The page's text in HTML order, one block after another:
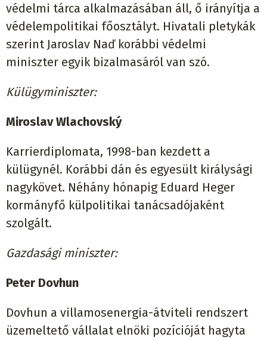
védelmi tárca alkalmazásában áll, ő irányítja a
védelempolitikai főosztályt. Hivatali pletykák
szerint Jaroslav Naď korábbi védelmi
miniszter egyik bizalmasáról van szó.
Külügyminiszter:
Miroslav Wlachovský
Karrierdiplomata, 1998-ban kezdett a
külügynél. Korábbi dán és egyesült királysági
nagykövet. Néhány hónapig Eduard Heger
kormányfő külpolitikai tanácsadójaként
szolgált.
Gazdasági miniszter:
Peter Dovhun
Dovhun a villamosenergia-átviteli rendszert
üzemeltető vállalat elnöki pozícióját hagyta